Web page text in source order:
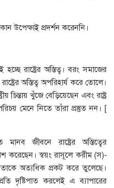
উপেক্ষাই প্রদর্শন করেননি।
রাষ্ট্রের অস্তিত্ব। বরং সমাজের
অস্তিত্ব অপরিহার্য করে তোলে।
চিন্তায় খুঁজে বেড়িয়েছেন এবং রাষ্ট্র
মেনে নিতে তাঁরা প্রস্তুত নন। [
জীবনে রাষ্ট্রের অস্তিত্বের
করেছেন। স্বয়ং রাসূলে করীম (স)-
অত্যধিক প্রকট করে তুলেছে।
দৃষ্টিপাত করলেই এ ব্যাপারের